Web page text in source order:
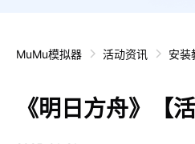
MuMu模拟器 活动资讯 安装
《明日方舟》【